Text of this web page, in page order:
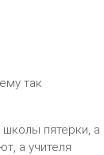
так
пятерки, а
а учителя